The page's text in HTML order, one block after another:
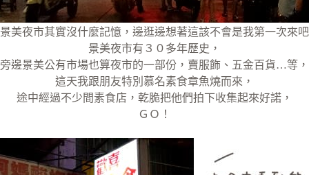
美夜市其實沒什麼記憶，邊逛邊想著這該不會是我第一次來
景美夜市有３０多年歷史，
旁邊景美公有市場也算夜市的一部份，賣服飾、五金百貨…等，
這天我跟朋友特別慕名素食章魚燒而來，
途中經過不少間素食店，乾脆把他們拍下收集起來好諾，
ＧＯ！